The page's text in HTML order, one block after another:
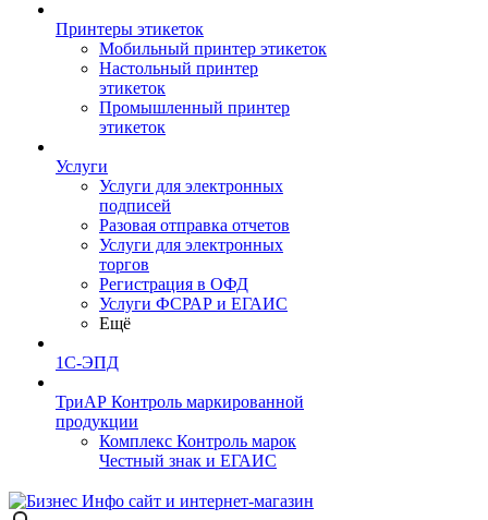
Принтеры этикеток
Мобильный принтер этикеток
Настольный принтер
этикеток
Промышленный принтер
этикеток
Услуги
Услуги для электронных
подписей
Разовая отправка отчетов
Услуги для электронных
торгов
Регистрация в ОФД
Услуги ФСРАР и ЕГАИС
Ещё
1С-ЭПД
ТриАР Контроль маркированной
продукции
Комплекс Контроль марок
Честный знак и ЕГАИС